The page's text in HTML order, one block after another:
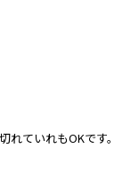
ていれもOKです。